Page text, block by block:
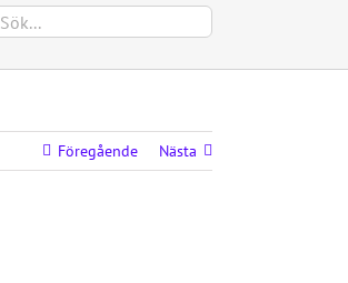
Föregående Nästa